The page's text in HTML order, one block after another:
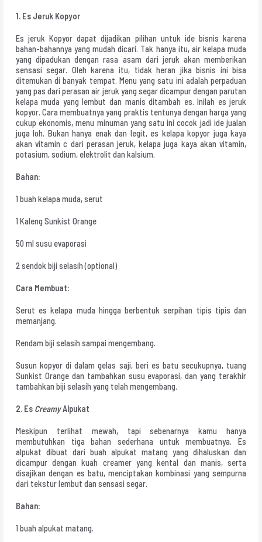
1. Es Jeruk Kopyor
Es jeruk Kopyor dapat dijadikan pilihan untuk ide bisnis karena
bahan-bahannya yang mudah dicari. Tak hanya itu, air kelapa muda
yang dipadukan dengan rasa asam dari jeruk akan memberikan
sensasi segar. Oleh karena itu, tidak heran jika bisnis ini bisa
ditemukan di banyak tempat. Menu yang satu ini adalah perpaduan
yang pas dari perasan air jeruk yang segar dicampur dengan parutan
kelapa muda yang lembut dan manis ditambah es. Inilah es jeruk
kopyor. Cara membuatnya yang praktis tentunya dengan harga yang
cukup ekonomis, menu minuman yang satu ini cocok jadi ide jualan
juga loh. Bukan hanya enak dan legit, es kelapa kopyor juga kaya
akan vitamin c dari perasan jeruk, kelapa juga kaya akan vitamin,
potasium, sodium, elektrolit dan kalsium.
Bahan:
1 buah kelapa muda, serut
1 Kaleng Sunkist Orange
50 ml susu evaporasi
2 sendok biji selasih (optional)
Cara Membuat:
Serut es kelapa muda hingga berbentuk serpihan tipis tipis dan
memanjang.
Rendam biji selasih sampai mengembang.
Susun kopyor di dalam gelas saji, beri es batu secukupnya, tuang
Sunkist Orange dan tambahkan susu evaporasi, dan yang terakhir
tambahkan biji selasih yang telah mengembang.
2. Es CreamyAlpukat
Meskipun terlihat mewah, tapi sebenarnya kamu hanya
membutuhkan tiga bahan sederhana untuk membuatnya. Es
alpukat dibuat dari buah alpukat matang yang dihaluskan dan
dicampur dengan kuah creamer yang kental dan manis, serta
disajikan dengan es batu, menciptakan kombinasi yang sempurna
dari tekstur lembut dan sensasi segar.
Bahan:
1 buah alpukat matang.